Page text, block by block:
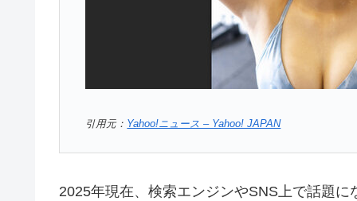
引用元： Yahoo!ニュース – Yahoo! JAPAN
2025年現在、検索エンジンやSNS上で話題